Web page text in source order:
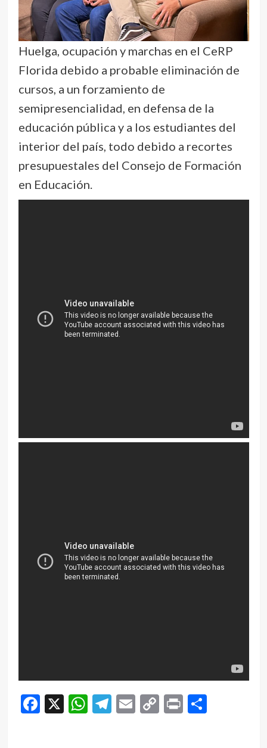
Huelga, ocupación y marchas en el CeRP
Florida debido a probable eliminación de
cursos, a un forzamiento de
semipresencialidad, en defensa de la
educación pública y a los estudiantes del
interior del país, todo debido a recortes
presupuestales del Consejo de Formación
en Educación.
Facebook
X WhatsApp
Telegram
EmailCopy
Print